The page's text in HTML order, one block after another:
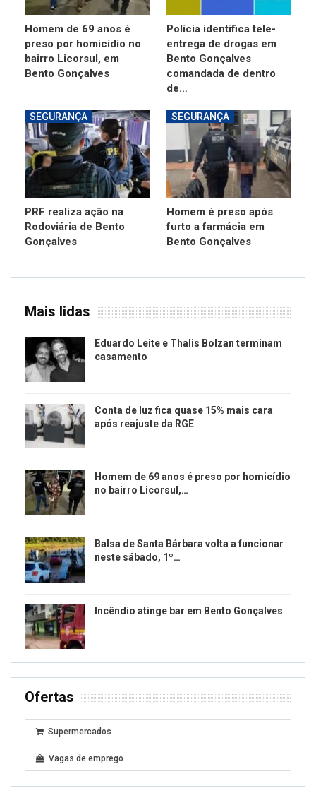
Homem de 69 anos é
preso por homicídio no
bairro Licorsul, em
Bento Gonçalves
Polícia identifica tele-
entrega de drogas em
Bento Gonçalves
comandada de dentro
de…
SEGURANÇA
PRF realiza ação na
Rodoviária de Bento
Gonçalves
SEGURANÇA
Homem é preso após
furto a farmácia em
Bento Gonçalves
Mais lidas
Eduardo Leite e Thalis Bolzan terminam
casamento
Conta de luz fica quase 15% mais cara
após reajuste da RGE
Homem de 69 anos é preso por homicídio
no bairro Licorsul,…
Balsa de Santa Bárbara volta a funcionar
neste sábado, 1º…
Incêndio atinge bar em Bento Gonçalves
Ofertas
Supermercados
Vagas de emprego